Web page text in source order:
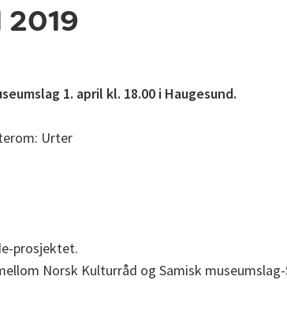
2019
1. april kl. 18.00 i Haugesund.
Urter
prosjektet.
Norsk Kulturråd og Samisk